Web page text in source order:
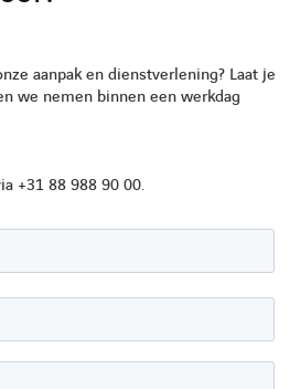
YOUTUBEFACEBOOKTWITTER
aanpak en dienstverlening? Laat je
we nemen binnen een werkdag
+31 88 988 90 00.